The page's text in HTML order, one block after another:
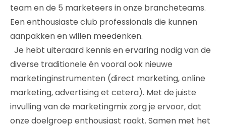
team en de 5 marketeers in onze brancheteams.
Een enthousiaste club professionals die kunnen
aanpakken en willen meedenken.
Je hebt uiteraard kennis en ervaring nodig van de
diverse traditionele én vooral ook nieuwe
marketinginstrumenten (direct marketing, online
marketing, advertising et cetera). Met de juiste
invulling van de marketingmix zorg je ervoor, dat
onze doelgroep enthousiast raakt. Samen met het